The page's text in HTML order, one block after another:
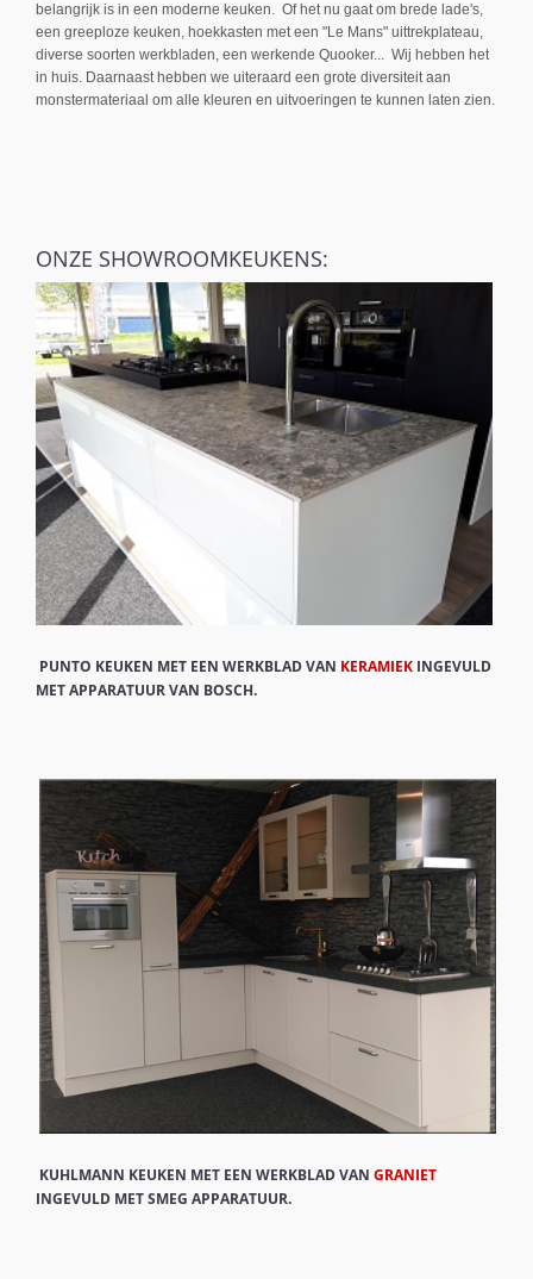
belangrijk is in een moderne keuken. Of het nu gaat om brede lade's,
een greeploze keuken, hoekkasten met een "Le Mans" uittrekplateau,
diverse soorten werkbladen, een werkende Quooker... Wij hebben het
in huis. Daarnaast hebben we uiteraard een grote diversiteit aan
monstermateriaal om alle kleuren en uitvoeringen te kunnen laten zien.
ONZE SHOWROOMKEUKENS:
PUNTO KEUKEN MET EEN WERKBLAD VAN KERAMIEK INGEVULD
MET APPARATUUR VAN BOSCH.
KUHLMANN KEUKEN MET EEN WERKBLAD VAN GRANIET
INGEVULD MET SMEG APPARATUUR.